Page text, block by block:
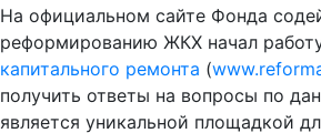
На официальном сайте Фонда
реформированию ЖКХ начал
капитального ремонта (
получить ответы на вопросы по
является уникальной площадкой